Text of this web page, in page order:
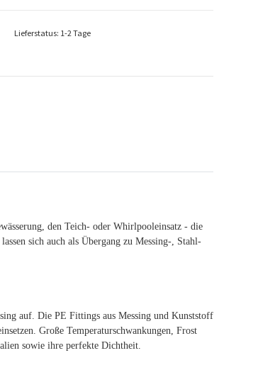
Lieferstatus: 1-2 Tage
den Teich- oder Whirlpooleinsatz - die
sich auch als Übergang zu Messing-, Stahl-
auf. Die PE Fittings aus Messing und Kunststoff
Große Temperaturschwankungen, Frost
sowie ihre perfekte Dichtheit.